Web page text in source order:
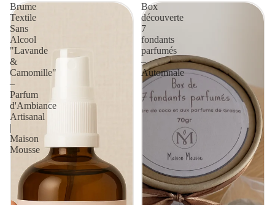
Brume
Textile
Sans
Alcool
"Lavande
&
Camomille"
–
Parfum
d'Ambiance
Artisanal
|
Maison
Mousse
Box
découverte
7
fondants
parfumés
–
Automnale